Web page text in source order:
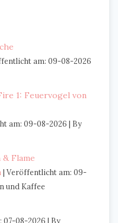
am: 09-08-2026
1: Feuervogel von
am: 09-08-2026
By
Flame
Veröffentlicht am: 09-
und Kaffee
07-08-2026 By